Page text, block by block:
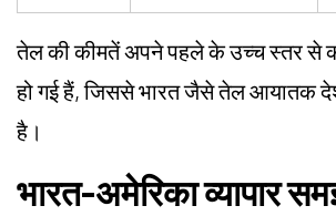
तेल की कीमतें अपने पहले के उच्च स्तर से
हो गई हैं, जिससे भारत जैसे तेल आयातक
है।
भारत-अमेरिका व्यापार